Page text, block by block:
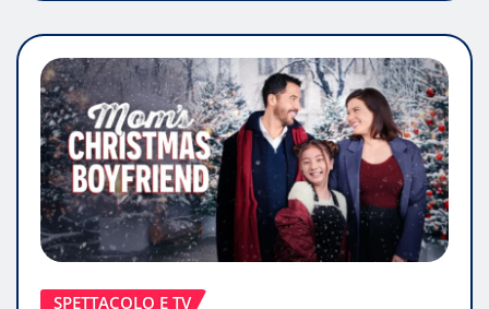
SPETTACOLO E TV